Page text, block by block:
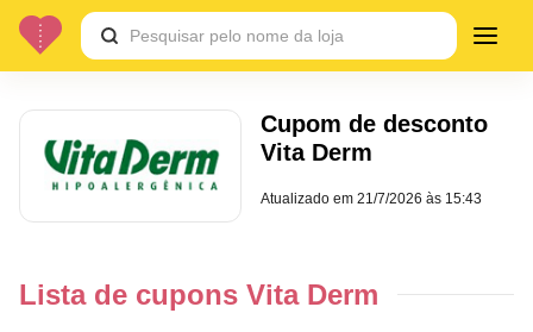
Cupom de desconto
Vita Derm
Atualizado em21/7/2026 às 15:43
Lista de cupons Vita Derm